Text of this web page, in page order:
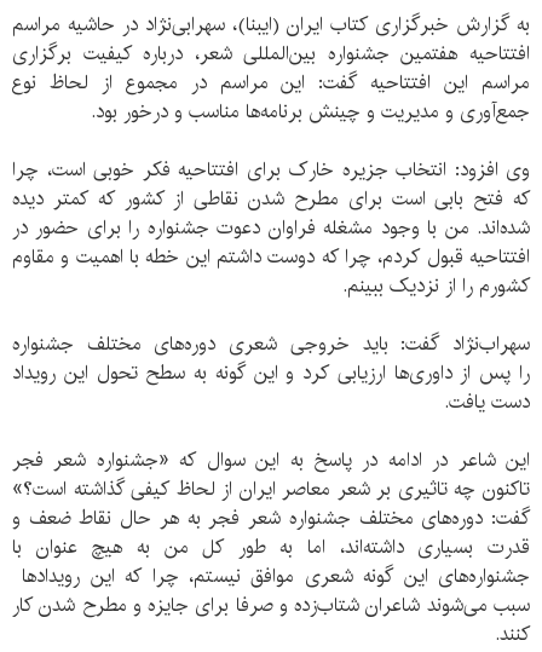
به گزارش خبرگزاری کتاب ایران (ایبنا)، سهرابی‌نژاد در حاشیه مراسم
افتتاحیه هفتمین جشنواره بین‌المللی شعر، درباره کیفیت برگزاری
مراسم این افتتاحیه گفت: این مراسم در مجموع از لحاظ نوع
جمع‌آوری و مدیریت و چینش برنامه‌ها مناسب و درخور بود.
وی افزود: انتخاب جزیره خارک برای افتتاحیه فکر خوبی است، چرا
که فتح بابی است برای مطرح شدن نقاطی از کشور که کمتر دیده
شده‌اند. من با وجود مشغله فراوان دعوت جشنواره را برای حضور در
افتتاحیه قبول کردم، چرا که دوست داشتم این خطه با اهمیت و مقاوم
کشورم را از نزدیک ببینم.
سهراب‌‌نژاد گفت: باید خروجی شعری دوره‌های مختلف جشنواره
را پس از داوری‌ها ارزیابی کرد و این گونه به سطح تحول این رویداد
دست یافت.
این شاعر در ادامه در پاسخ به این سوال که «جشنواره شعر فجر
تاکنون چه تاثیری بر شعر معاصر ایران از لحاظ کیفی گذاشته است؟»
گفت: دوره‌های مختلف جشنواره شعر فجر به هر حال نقاط ضعف و
قدرت بسیاری داشته‌اند، اما به طور کل من به هیچ عنوان با
جشنواره‌های این گونه شعری موافق نیستم، چرا که این رویدادها
سبب می‌‌شوند شاعران شتاب‌زده و صرفا برای جایزه و مطرح شدن کار
کنند.